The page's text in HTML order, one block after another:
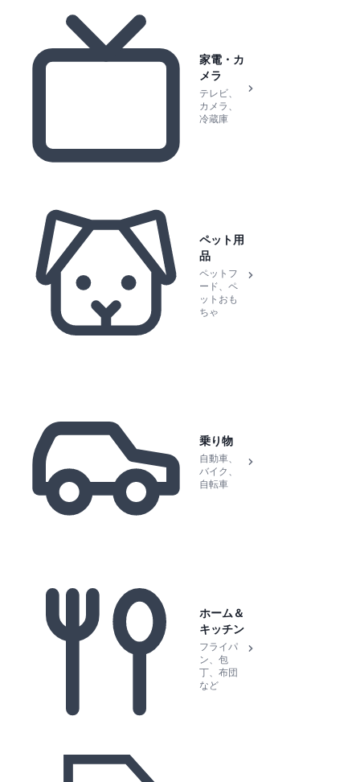
家電・カ
メラ
テレビ、
カメラ、
冷蔵庫
ペット用
品
ペットフ
ード、ペ
ットおも
ちゃ
乗り物
自動車、
バイク、
自転車
ホーム＆
キッチン
フライパ
ン、包
丁、布団
など